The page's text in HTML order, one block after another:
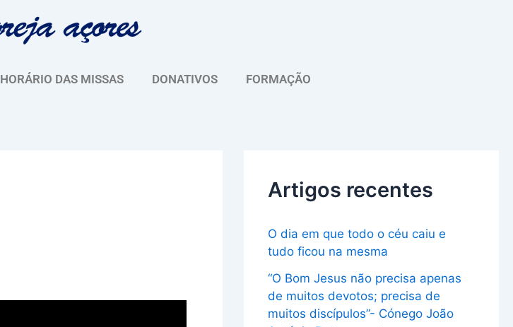
HORÁRIO DAS MISSAS DONATIVOS FORMAÇÃO
Artigos recentes
O dia em que todo o céu caiu e
tudo ficou na mesma
“O Bom Jesus não precisa apenas
de muitos devotos; precisa de
muitos discípulos”- Cónego João
u